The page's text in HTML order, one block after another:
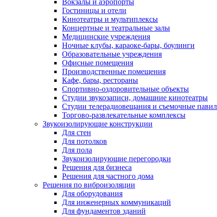
Вокзалы и аэропорты
Гостиницы и отели
Кинотеатры и мультиплексы
Концертные и театральные залы
Медицинские учреждения
Ночные клубы, караоке-бары, боулинги
Образовательные учреждения
Офисные помещения
Производственные помещения
Кафе, бары, рестораны
Спортивно-оздоровительные объекты
Студии звукозаписи, домашние кинотеатры
Студии телерадиовещания и съемочные
Торгово-развлекательные комплексы
Звукоизолирующие конструкции
Для стен
Для потолков
Для пола
Звукоизолирующие перегородки
Решения для бизнеса
Решения для частного дома
Решения по виброизоляции
Для оборудования
Для инженерных коммуникаций
Для фундаментов зданий